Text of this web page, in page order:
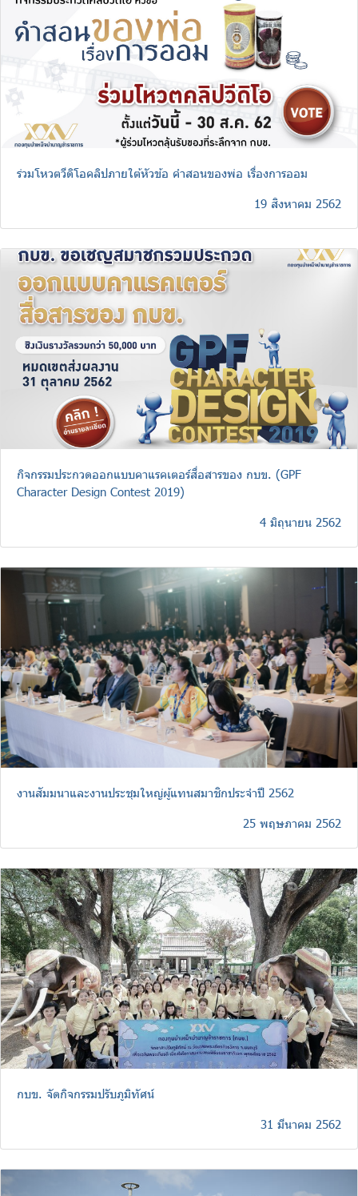
ร่วมโหวตวีดิโอคลิปภายใต้หัวข้อ คำสอนของพ่อ เรื่องการออม
19 สิงหาคม 2562
กิจกรรมประกวดออกแบบคาแรคเตอร์สื่อสารของ กบข. (GPF
Character Design Contest 2019)
4 มิถุนายน 2562
งานสัมมนาและงานประชุมใหญ่ผู้แทนสมาชิกประจำปี 2562
25 พฤษภาคม 2562
กบข. จัดกิจกรรมปรับภูมิทัศน์
31 มีนาคม 2562